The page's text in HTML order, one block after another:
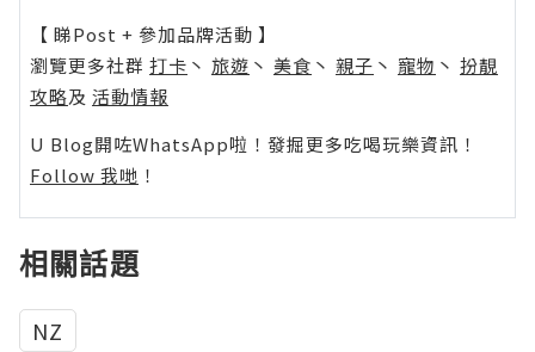
【 睇Post + 參加品牌活動 】
瀏覽更多社群 打卡 丶 旅遊 丶 美食 丶 親子 丶 寵物 丶 扮靚
攻略及 活動情報
U Blog開咗WhatsApp啦！發掘更多吃喝玩樂資訊！
Follow 我哋 ！
相關話題
NZ